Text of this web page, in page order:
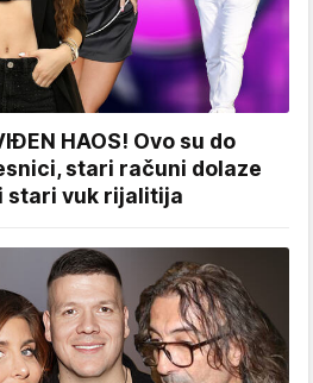
HAOS! Ovo su do
stari računi dolaze
stari vuk rijalitija